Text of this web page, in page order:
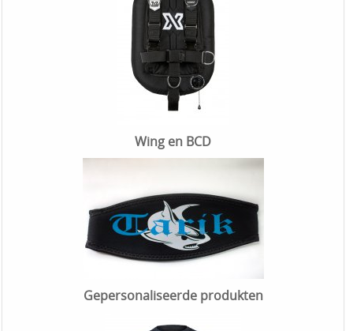
Wing en BCD
Gepersonaliseerde produkten